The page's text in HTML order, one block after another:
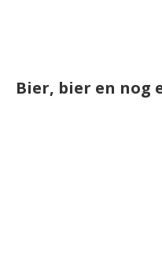
Bier, bier en nog